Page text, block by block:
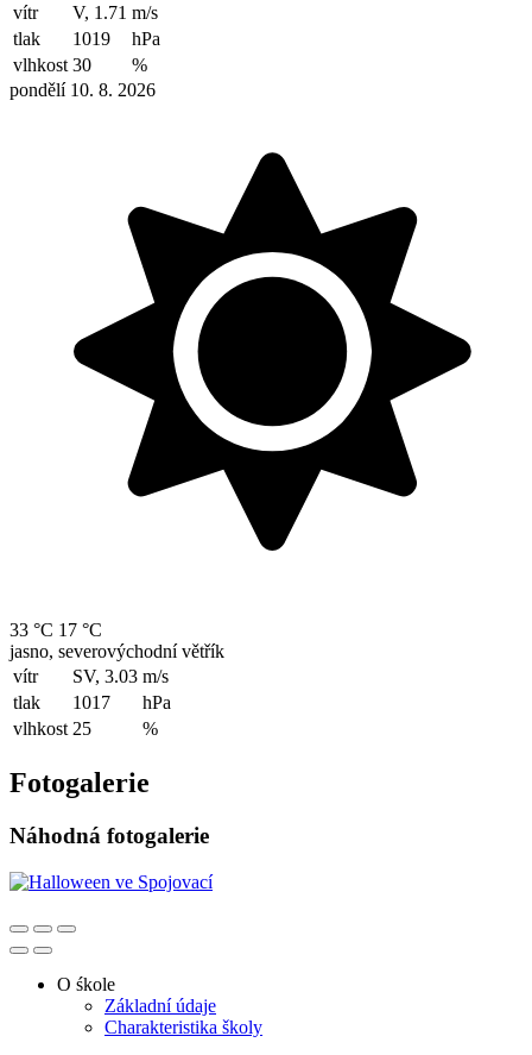
vítr
V, 1.71 m/s
tlak
1019
hPa
vlhkost 30
%
pondělí 10. 8. 2026
33 °C 17 °C
jasno, severovýchodní větřík
vítr
SV, 3.03 m/s
tlak
1017
hPa
vlhkost 25 %
Fotogalerie
Náhodná fotogalerie
O śkole
Základní údaje
Charakteristika školy